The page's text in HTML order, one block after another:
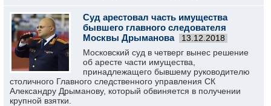
Суд арестовал часть имущества
бывшего главного следователя
Москвы Дрыманова
13.12.2018
Московский суд в четверг вынес решение
об аресте части имущества,
принадлежащего бывшему руководителю
столичного Главного следственного управления СК
Александру Дрыманову, который обвиняется в получении
крупной взятки.